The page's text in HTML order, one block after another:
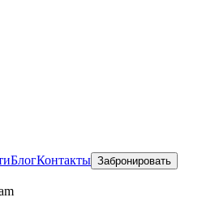
БлогКонтакты Забронировать